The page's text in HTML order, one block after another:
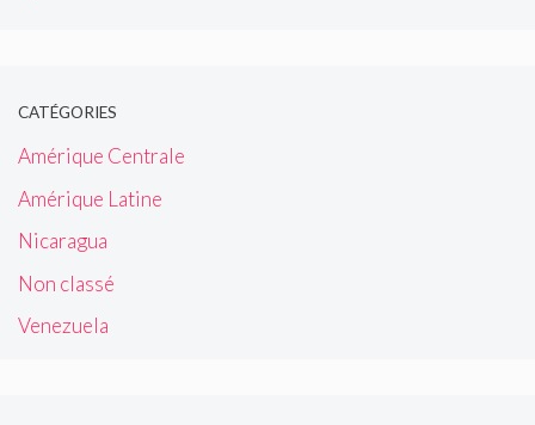
CATÉGORIES
Amérique Centrale
Amérique Latine
Nicaragua
Non classé
Venezuela